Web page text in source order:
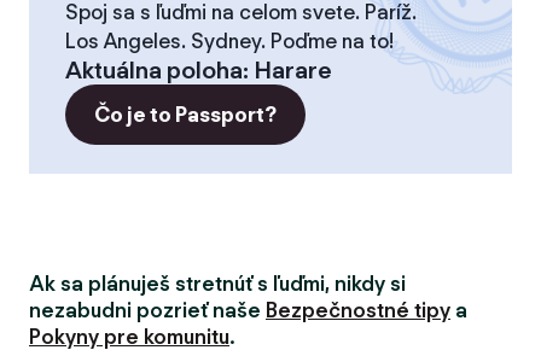
Spoj sa s ľuďmi na celom svete. Paríž.
Los Angeles. Sydney. Poďme na to!
Aktuálna poloha: Harare
Čo je to Passport?
Ak sa plánuješ stretnúť s ľuďmi, nikdy si
nezabudni pozrieť naše Bezpečnostné tipy a
Pokyny pre komunitu.